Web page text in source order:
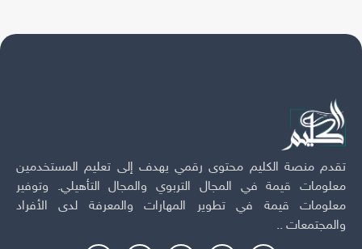
تقدم منصة الكليم محتوى رقمي يهدف إلى تعليم المستخدمين
معلومات قيمة في المجال التربوي والمجال التأهيلي. وتوفير
معلومات قيمة في تطوير المهارات والمعرفة لدى الأفراد
والمجتمعات ..